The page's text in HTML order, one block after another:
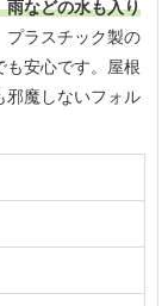
雨などの水も入り
プラスチック製の
も安心です。屋根
邪魔しないフォル